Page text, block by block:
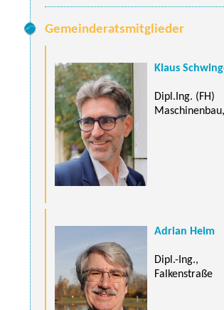
Gemeinderatsmitglieder
Klaus
Dipl.Ing. (FH)
Maschinenbau,
Adrian Heim
Dipl.-Ing.,
Falkenstraße